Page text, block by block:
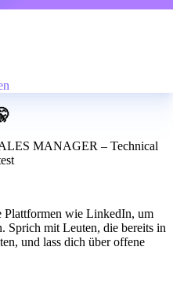
MANAGER – Technical
Plattformen wie LinkedIn, um
Sprich mit Leuten, die bereits in
und lass dich über offene